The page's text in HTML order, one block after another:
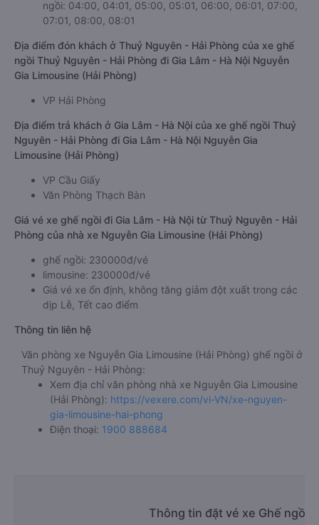
ngồi: 04:00, 04:01, 05:00, 05:01, 06:00, 06:01, 07:00,
07:01, 08:00, 08:01
Địa điểm đón khách ở Thuỷ Nguyên - Hải Phòng của xe ghế
ngồi Thuỷ Nguyên - Hải Phòng đi Gia Lâm - Hà Nội Nguyễn
Gia Limousine (Hải Phòng)
VP Hải Phòng
Địa điểm trả khách ở Gia Lâm - Hà Nội của xe ghế ngồi Thuỷ
Nguyên - Hải Phòng đi Gia Lâm - Hà Nội Nguyễn Gia
Limousine (Hải Phòng)
VP Cầu Giấy
Văn Phòng Thạch Bàn
Giá vé xe ghế ngồi đi Gia Lâm - Hà Nội từ Thuỷ Nguyên - Hải
Phòng của nhà xe Nguyễn Gia Limousine (Hải Phòng)
ghế ngồi: 230000đ/vé
limousine: 230000đ/vé
Giá vé xe ổn định, không tăng giảm đột xuất trong các
dịp Lễ, Tết cao điểm
Thông tin liên hệ
Văn phòng xe Nguyễn Gia Limousine (Hải Phòng) ghế ngồi ở
Thuỷ Nguyên - Hải Phòng:
Xem địa chỉ văn phòng nhà xe Nguyễn Gia Limousine
(Hải Phòng): https://vexere.com/vi-VN/xe-nguyen-
gia-limousine-hai-phong
Điện thoại: 1900 888684
Thông tin đặt vé xe Ghế ngồi